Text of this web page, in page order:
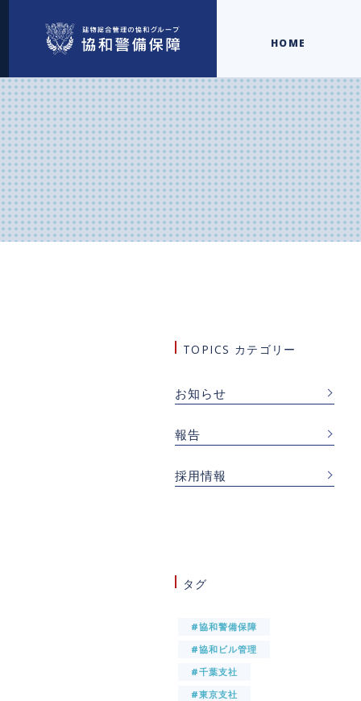
HOME
TOPICS カテゴリー
お知らせ
報告
採用情報
タグ
#協和警備保障
#協和ビル管理
#千葉支社
#東京支社